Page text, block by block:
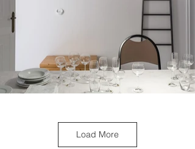
Load More